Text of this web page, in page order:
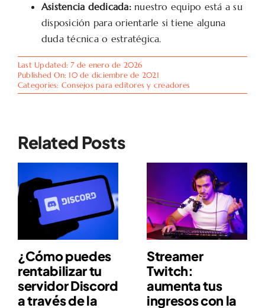
Asistencia dedicada:nuestro equipo está a su
disposición para orientarle si tiene alguna
duda técnica o estratégica.
Last Updated: 7 de enero de 2026
Published On: 10 de diciembre de 2021
Categories: Consejos para editores y creadores
Related Posts
¿Cómo puedes
rentabilizar tu
servidor Discord
a través de la
Streamer
Twitch:
aumenta tus
ingresos con la